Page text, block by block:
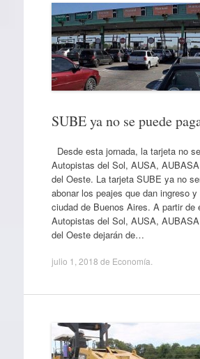
SUBE ya no se puede
Desde esta jornada, la tarjeta no
Autopistas del Sol, AUSA,
del Oeste. La tarjeta SUBE ya no
abonar los peajes que dan ingreso
ciudad de Buenos Aires. A partir de
Autopistas del Sol, AUSA,
del Oeste dejarán de…
julio 1, 2018 de Economía